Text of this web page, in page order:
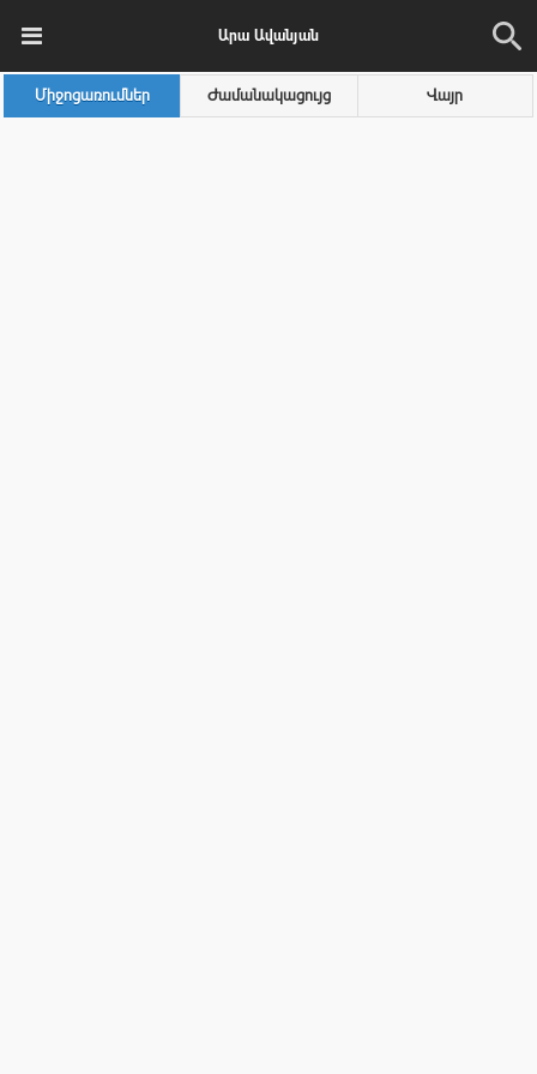
Արա Ավանյան
Միջոցառումներ Ժամանակացույց Վայր